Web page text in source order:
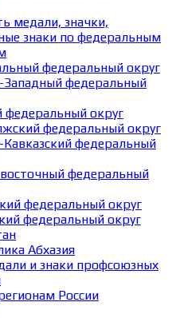
медали, значки,
знаки по федеральным
федеральный округ
Западный федеральный
округ
федеральный округ
Кавказский федеральный
федеральный
федеральный округ
федеральный округ
Абхазия
и знаки профсоюзных
России